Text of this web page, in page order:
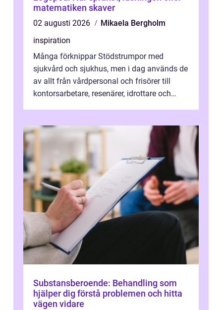
matematiken skaver
02 augusti 2026
Mikaela Bergholm
inspiration
Många förknippar Stödstrumpor med
sjukvård och sjukhus, men i dag används de
av allt från vårdpersonal och frisörer till
kontorsarbetare, resenärer, idrottare och
Substansberoende: Behandling som
hjälper dig förstå problemen och hitta
vägen vidare